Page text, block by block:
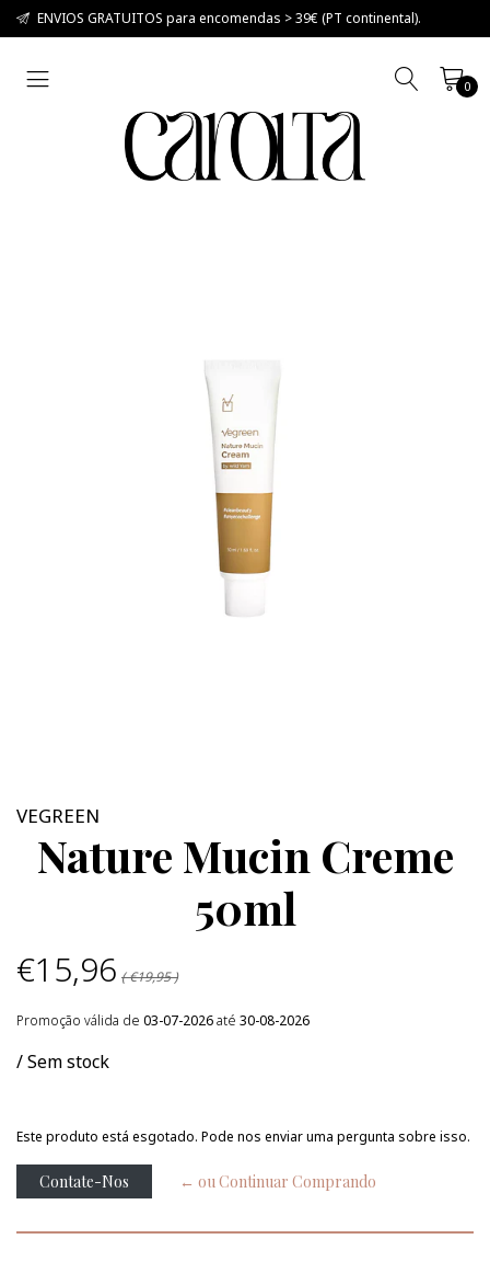
ENVIOS GRATUITOS para encomendas > 39€ (PT continental).
0
VEGREEN
Nature Mucin Creme
50ml
€15,96 ( €19,95 )
Promoção válida de 03-07-2026até 30-08-2026
/ Sem stock
Este produto está esgotado. Pode nos enviar uma pergunta sobre isso.
Contate-Nos ← ou Continuar Comprando